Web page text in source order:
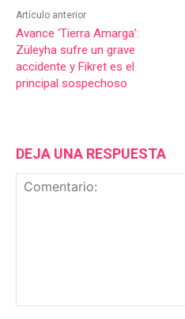
Artículo anterior
Avance ‘Tierra Amarga’:
Züleyha sufre un grave
accidente y Fikret es el
principal sospechoso
DEJA UNA RESPUESTA